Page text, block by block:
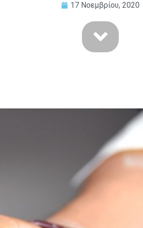
17 Νοεμβρίου, 2020